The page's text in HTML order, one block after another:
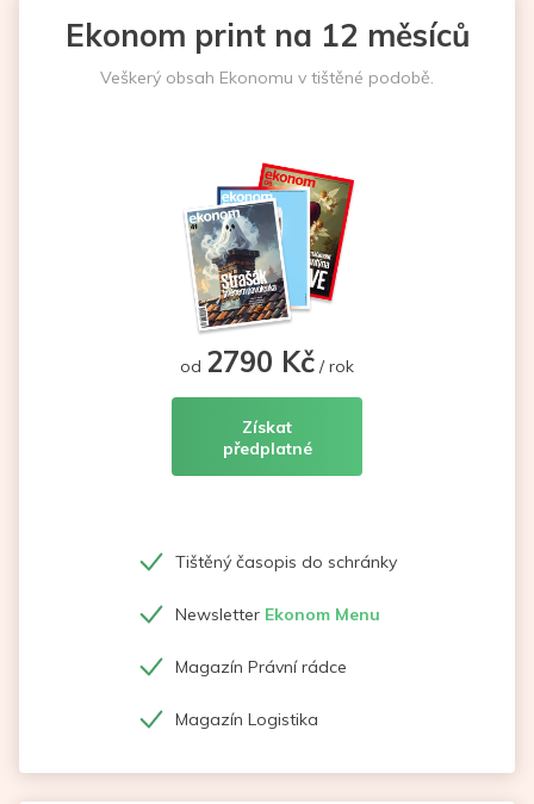
Ekonom print na 12 měsíců
Veškerý obsah Ekonomu v tištěné podobě.
od 2790 Kč / rok
Získat
předplatné
Tištěný časopis do schránky
Newsletter Ekonom Menu
Magazín Právní rádce
Magazín Logistika